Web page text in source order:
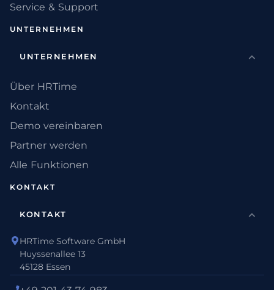
Service & Support
UNTERNEHMEN
UNTERNEHMEN
Über HRTime
Kontakt
Demo vereinbaren
Partner werden
Alle Funktionen
KONTAKT
KONTAKT
HRTime Software GmbH
Huyssenallee 13
45128 Essen